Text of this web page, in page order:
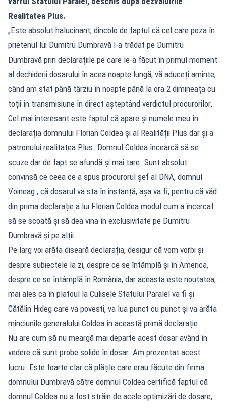
Realitatea Plus.
„Este absolut halucinant, dincolo de faptul că cel care poza în
prietenul lui Dumitru Dumbravă l-a trădat pe Dumitru
Dumbravă prin declarațiile pe care le-a făcut în primul moment
al dechiderii dosarului în acea noapte lungă, vă aduceți aminte,
când am stat până târziu în noapte până la ora 2 dimineața cu
toții în transmisiune în direct așteptând verdictul procurorilor.
Cel mai interesant este faptul că apare și numele meu în
declarația domnului Florian Coldea și al Realității Plus dar și a
patronului realitatea Plus. Domnul Coldea încearcă să se
scuze dar de fapt se afundă și mai tare. Sunt absolut
convinsă ce ceea ce a spus procurorul șef al DNA, domnul
Voineag , că dosarul va sta în instanță, așa va fi, pentru că văd
din prima declarație a lui Florian Coldea modul cum a încercat
să se scoată și să dea vina în exclusivitate pe Dumitru
Dumbravă și pe alții.
Pe larg voi arăta diseară declarația, desigur că vom vorbi și
despre subiectele la zi, despre ce se întâmplă și în America,
despre ce se întâmplă în România, dar aceasta este noutatea,
mai ales ca în platoul la Culisele Statului Paralel va fi și
Cătălin Hideg care va povesti, va lua punct cu punct și va arăta
minciunile generalului Coldea în această primă declarație.
Nu are cum să nu meargă mai departe acest dosar având în
vedere că sunt probe solide în dosar. Am prezentat acest
lucru. Este foarte clar că plățile care erau făcute din firma
domnului Dumbravă către domnul Coldea certifică faptul că
domnul Coldea nu a fost străin de acele optimizări de dosare,